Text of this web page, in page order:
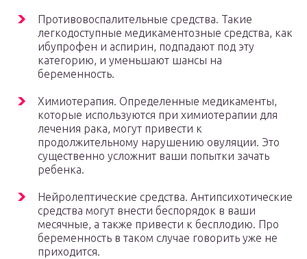
Противовоспалительные средства. Такие
легкодоступные медикаментозные средства, как
ибупрофен и аспирин, подпадают под эту
категорию, и уменьшают шансы на
беременность.
Химиотерапия. Определенные медикаменты,
которые используются при химиотерапии для
лечения рака, могут привести к
продолжительному нарушению овуляции. Это
существенно усложнит ваши попытки зачать
ребенка.
Нейролептические средства. Антипсихотические
средства могут внести беспорядок в ваши
месячные, а также привести к бесплодию. Про
беременность в таком случае говорить уже не
приходится.